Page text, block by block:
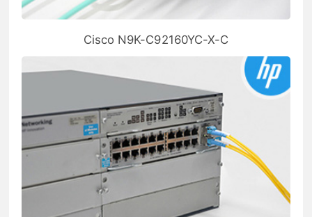
Cisco N9K-C92160YC-X-C